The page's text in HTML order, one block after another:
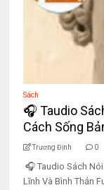
Sách
🎧 Taudio
Cách Sống
Trương Định 0
🎧 Taudio Sách
Lĩnh Và Bình Thản